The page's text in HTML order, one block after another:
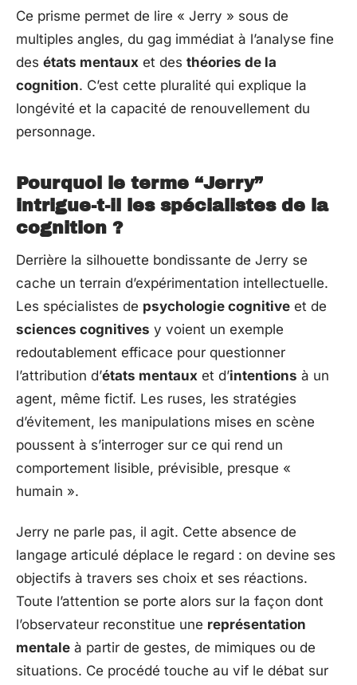
Ce prisme permet de lire « Jerry » sous de
multiples angles, du gag immédiat à l’analyse fine
des états mentaux et des théories de la
cognition. C’est cette pluralité qui explique la
longévité et la capacité de renouvellement du
personnage.
Pourquoi le terme “Jerry”
intrigue-t-il les spécialistes de la
cognition ?
Derrière la silhouette bondissante de Jerry se
cache un terrain d’expérimentation intellectuelle.
Les spécialistes de psychologie cognitive et de
sciences cognitives y voient un exemple
redoutablement efficace pour questionner
l’attribution d’états mentaux et d’intentions à un
agent, même fictif. Les ruses, les stratégies
d’évitement, les manipulations mises en scène
poussent à s’interroger sur ce qui rend un
comportement lisible, prévisible, presque «
humain ».
Jerry ne parle pas, il agit. Cette absence de
langage articulé déplace le regard : on devine ses
objectifs à travers ses choix et ses réactions.
Toute l’attention se porte alors sur la façon dont
l’observateur reconstitue une représentation
mentale à partir de gestes, de mimiques ou de
situations. Ce procédé touche au vif le débat sur